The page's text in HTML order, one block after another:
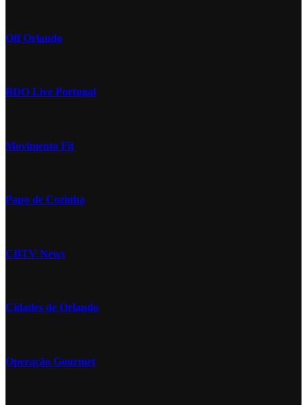
Off Orlando
BDO Live Portugal
Movimento Fit
Papo de Cozinha
CBTV News
Cidades de Orlando
Operação Gourmet